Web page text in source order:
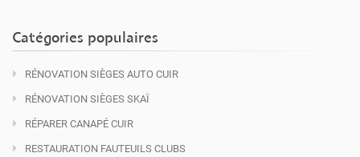
Catégories populaires
RÉNOVATION SIÈGES AUTO CUIR
RÉNOVATION SIÈGES SKAÏ
RÉPARER CANAPÉ CUIR
RESTAURATION FAUTEUILS CLUBS